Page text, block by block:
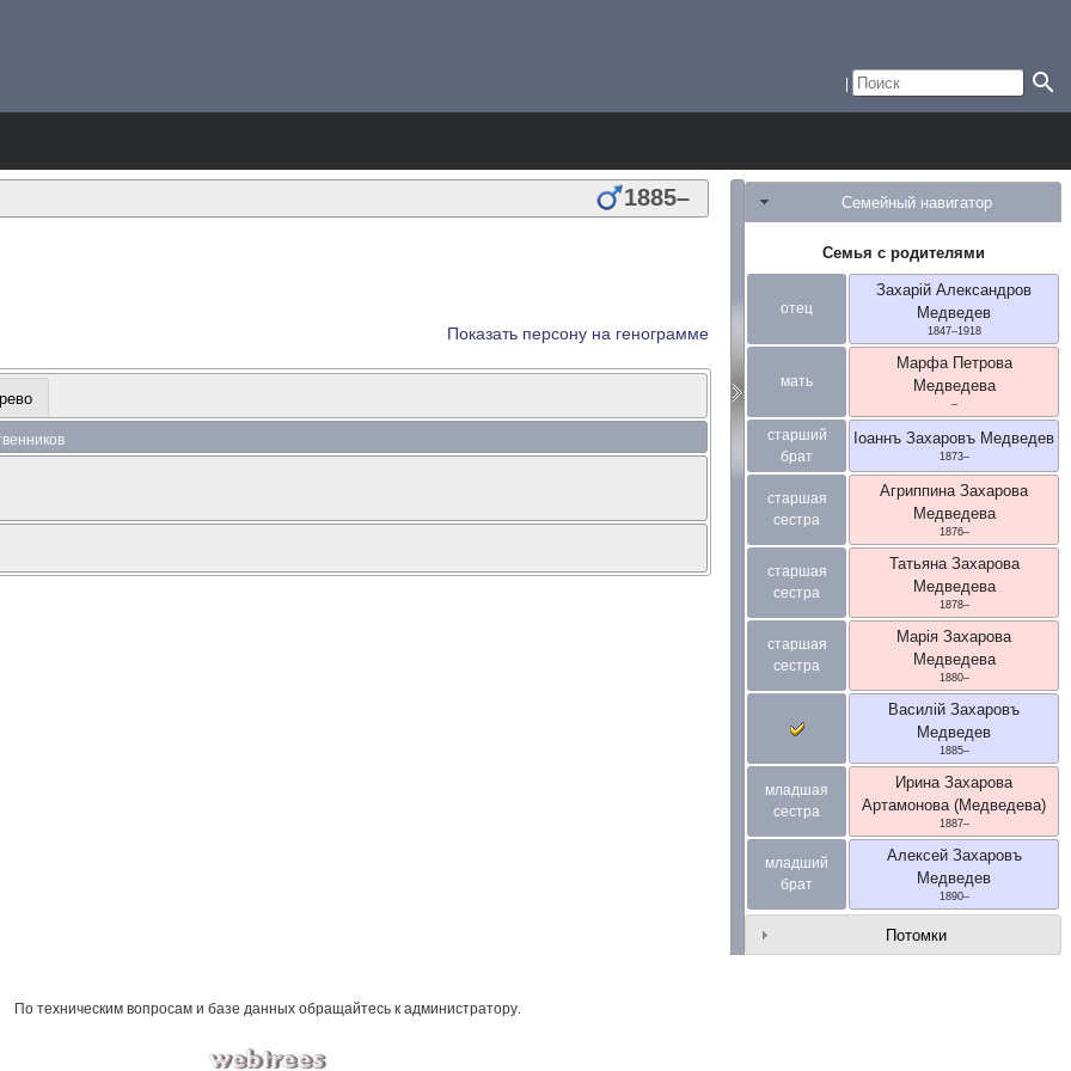
1885–
Показать персону на генограмме
Семейный навигатор
Семья с родителями
отец
Захарiй Александров
Медведев
1847–1918
мать
Марфа Петрова
Медведева
–
старший
брат
Iоаннъ Захаровъ Медведев
1873–
старшая
сестра
Агриппина Захарова
Медведева
1876–
старшая
сестра
Татьяна Захарова
Медведева
1878–
старшая
сестра
Марiя Захарова
Медведева
1880–
Василiй Захаровъ
Медведев
1885–
младшая
сестра
Ирина Захарова
Артамонова (Медведева)
1887–
младший
брат
Алексей Захаровъ
Медведев
1890–
Потомки
По техническим вопросам и базе данных обращайтесь к администратору.